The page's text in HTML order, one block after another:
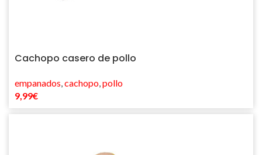
Cachopo casero de pollo
empanados,cachopo,pollo
9,99€